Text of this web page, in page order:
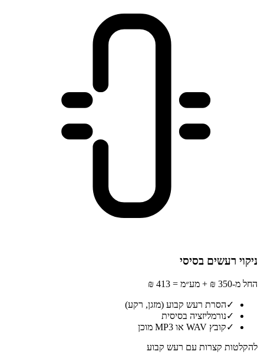
ניקוי רעשים בסיסי
החל מ-350 ₪ + מע״מ = 413 ₪
✓הסרת רעש קבוע (מזגן, רקע)
✓נורמליזציה בסיסית
✓קובץ WAV או MP3 מוכן
להקלטות קצרות עם רעש קבוע